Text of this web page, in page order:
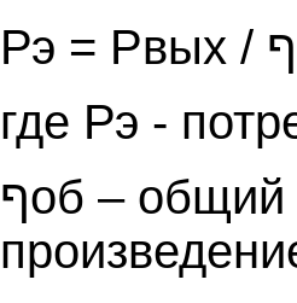
где Рэ -
ףоб – общий КПД привода, определяемый как